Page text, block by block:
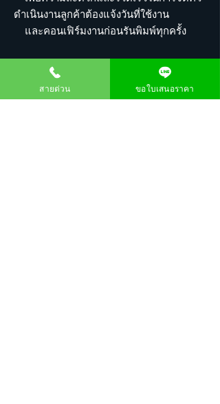
ดำเนินงานลูกค้าต้องแจ้งวันที่ใช้งาน
และคอนเฟิร์มงานก่อนรันพิมพ์ทุกครั้ง
เพียงเท่านี้ ทาง VR print ก็สามารถ
เสนอราคาให้ลูกค้าได้ทันที
*** ทาง VR print มีบริการ รับติดตั้งงานนอก
สายด่วน ขอใบเสนอราคา